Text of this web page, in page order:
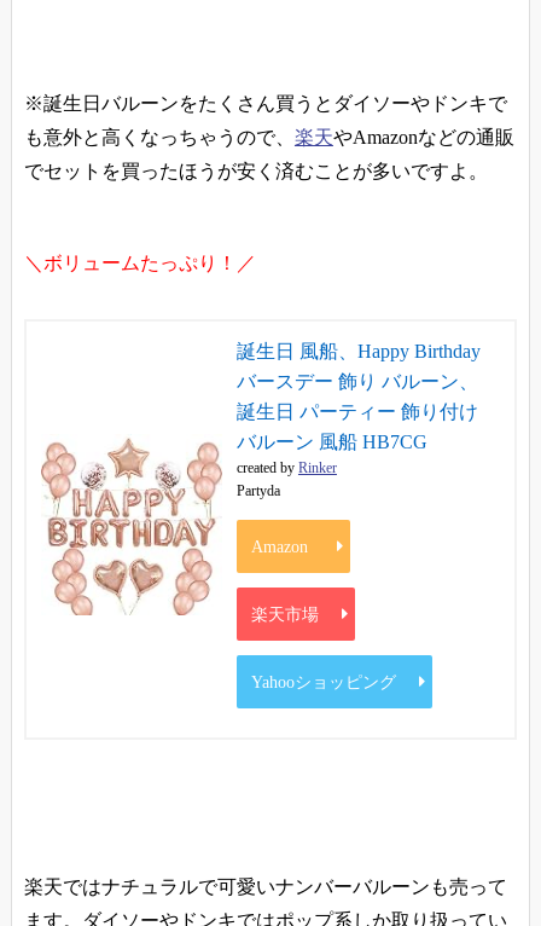
※誕生日バルーンをたくさん買うとダイソーやドンキで
も意外と高くなっちゃうので、 楽天やAmazonなどの通販
でセットを買ったほうが安く済むことが多いですよ。
＼ボリュームたっぷり！／
誕生日 風船、Happy Birthday
バースデー 飾り バルーン、
誕生日 パーティー 飾り付け
バルーン 風船 HB7CG
created by Rinker
Partyda
Amazon
楽天市場
Yahooショッピング
楽天ではナチュラルで可愛いナンバーバルーンも売って
ます。ダイソーやドンキではポップ系しか取り扱ってい